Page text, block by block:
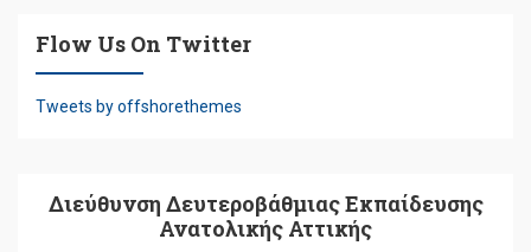
Flow Us On Twitter
Tweets by offshorethemes
Διεύθυνση Δευτεροβάθμιας Εκπαίδευσης
Ανατολικής Αττικής